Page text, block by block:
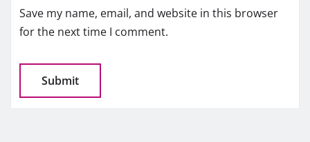
Save my name, email, and website in this browser
for the next time I comment.